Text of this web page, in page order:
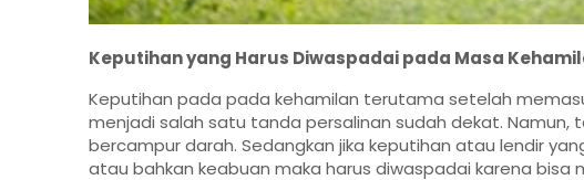
Keputihan yang Harus Diwaspadai pada Masa
Keputihan pada pada kehamilan terutama setelah
menjadi salah satu tanda persalinan sudah dekat.
bercampur darah. Sedangkan jika keputihan atau lendir
atau bahkan keabuan maka harus diwaspadai karena